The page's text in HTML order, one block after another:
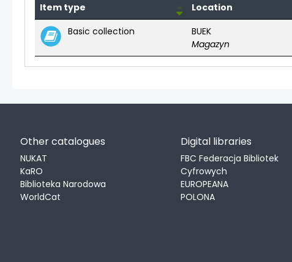
Holdings
Item type Location
Basic collection
BUEK
Magazyn
Other catalogues
NUKAT
KaRO
Biblioteka Narodowa
WorldCat
Digital libraries
FBC Federacja Bibliotek
Cyfrowych
EUROPEANA
POLONA